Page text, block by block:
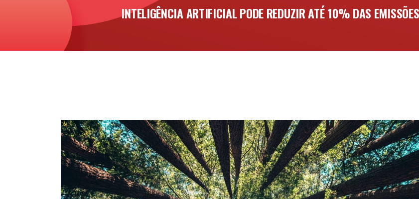
INTELIGÊNCIA ARTIFICIAL PODE REDUZIR ATÉ 10% DAS